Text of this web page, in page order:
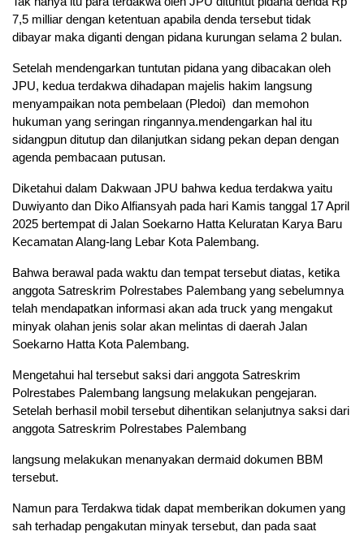
7,5 milliar dengan ketentuan apabila denda tersebut tidak
dibayar maka diganti dengan pidana kurungan selama 2 bulan.
Setelah mendengarkan tuntutan pidana yang dibacakan oleh
JPU, kedua terdakwa dihadapan majelis hakim langsung
menyampaikan nota pembelaan (Pledoi) dan memohon
hukuman yang seringan ringannya.mendengarkan hal itu
sidangpun ditutup dan dilanjutkan sidang pekan depan dengan
agenda pembacaan putusan.
Diketahui dalam Dakwaan JPU bahwa kedua terdakwa yaitu
Duwiyanto dan Diko Alfiansyah pada hari Kamis tanggal 17 April
2025 bertempat di Jalan Soekarno Hatta Keluratan Karya Baru
Kecamatan Alang-lang Lebar Kota Palembang.
Bahwa berawal pada waktu dan tempat tersebut diatas, ketika
anggota Satreskrim Polrestabes Palembang yang sebelumnya
telah mendapatkan informasi akan ada truck yang mengakut
minyak olahan jenis solar akan melintas di daerah Jalan
Soekarno Hatta Kota Palembang.
Mengetahui hal tersebut saksi dari anggota Satreskrim
Polrestabes Palembang langsung melakukan pengejaran.
Setelah berhasil mobil tersebut dihentikan selanjutnya saksi dari
anggota Satreskrim Polrestabes Palembang
langsung melakukan menanyakan dermaid dokumen BBM
tersebut.
Namun para Terdakwa tidak dapat memberikan dokumen yang
sah terhadap pengakutan minyak tersebut, dan pada saat